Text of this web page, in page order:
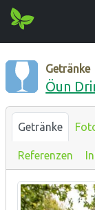
Getränke
Öun
Getränke
Referenzen